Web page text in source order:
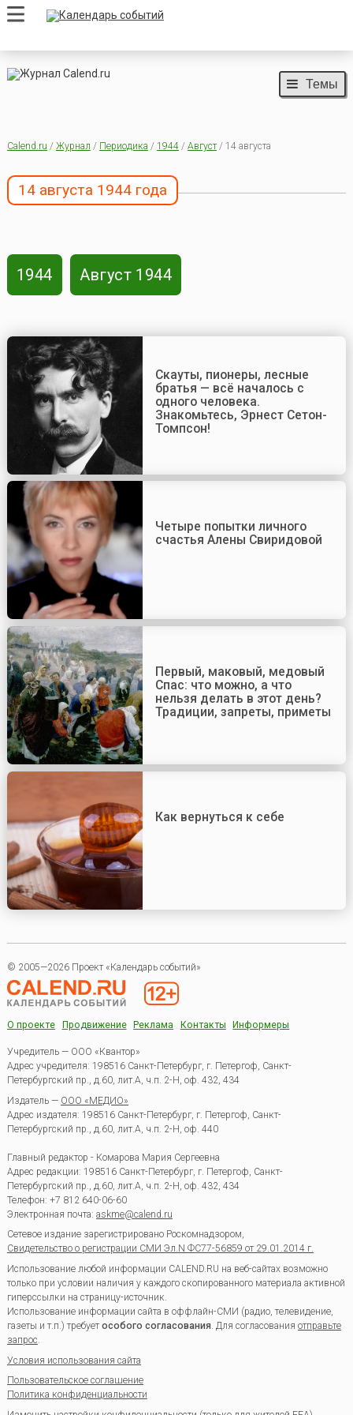
Темы
Calend.ru / Журнал / Периодика / 1944/ Август/ 14 августа
14 августа 1944 года
1944 Август 1944
Скауты, пионеры, лесные
братья — всё началось с
одного человека.
Знакомьтесь, Эрнест Сетон-
Томпсон!
Четыре попытки личного
счастья Алены Свиридовой
Первый, маковый, медовый
Спас: что можно, а что
нельзя делать в этот день?
Традиции, запреты, приметы
Как вернуться к себе
© 2005—2026 Проект «Календарь событий»
О проекте Продвижение Реклама Контакты Информеры
Учредитель — ООО «Квантор»
Адрес учредителя: 198516 Санкт-Петербург, г. Петергоф, Санкт-
Петербургский пр., д.60, лит.А, ч.п. 2-Н, оф. 432, 434
Издатель — ООО «МЕДИО»
Адрес издателя: 198516 Санкт-Петербург, г. Петергоф, Санкт-
Петербургский пр., д.60, лит.А, ч.п. 2-Н, оф. 440
Главный редактор - Комарова Мария Сергеевна
Адрес редакции: 198516 Санкт-Петербург, г. Петергоф, Санкт-
Петербургский пр., д.60, лит.А, ч.п. 2-Н, оф. 432, 434
Телефон: +7 812 640-06-60
Электронная почта: askme@calend.ru
Сетевое издание зарегистрировано Роскомнадзором,
Свидетельство о регистрации СМИ Эл.N ФС77-56859 от 29.01.2014 г.
Использование любой информации CALEND.RU на веб-сайтах возможно
только при условии наличия у каждого скопированного материала активной
гиперссылки на страницу-источник.
Использование информации сайта в оффлайн-СМИ (радио, телевидение,
газеты и т.п.) требуетособого согласования. Для согласования отправьте
запрос.
Условия использования сайта
Пользовательское соглашение
Политика конфиденциальности